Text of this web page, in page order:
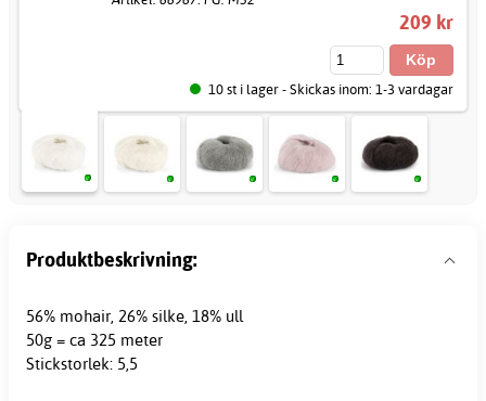
209 kr
10 st i lager - Skickas inom: 1-3 vardagar
Produktbeskrivning:
56% mohair, 26% silke, 18% ull
50g = ca 325 meter
Stickstorlek: 5,5